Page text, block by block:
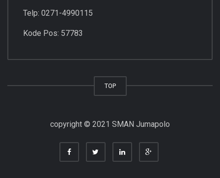
Telp: 0271-4990115
Kode Pos: 57783
TOP
copyright © 2021 SMAN Jumapolo